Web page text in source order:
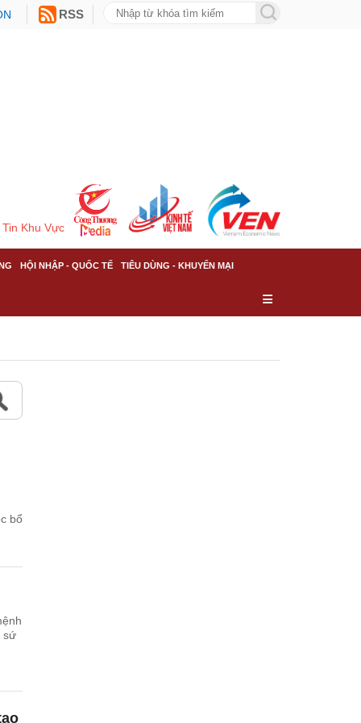
RSS
Tin Khu Vực
HỘI NHẬP - QUỐC TẾ TIÊU DÙNG - KHUYẾN MẠI
bổ
sứ